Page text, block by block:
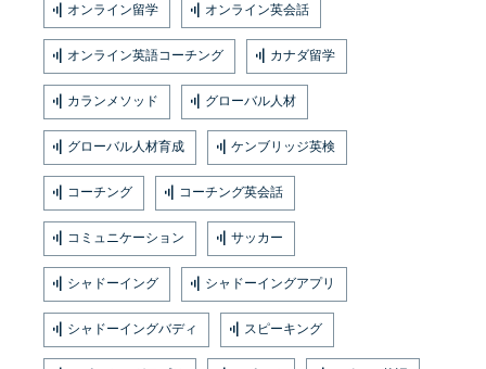
オンライン留学 オンライン英会話
オンライン英語コーチング カナダ留学
カランメソッド グローバル人材
グローバル人材育成 ケンブリッジ英検
コーチング コーチング英会話
コミュニケーション サッカー
シャドーイング シャドーイングアプリ
シャドーイングバディ スピーキング